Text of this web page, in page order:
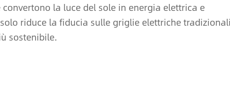
la luce del sole in energia elettrica e
riduce la fiducia sulle griglie elettriche
sostenibile.